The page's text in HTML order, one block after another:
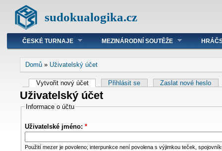
sudokualogika.cz
ČESKÉ TURNAJE MEZINÁRODNÍ SOUTĚŽE
Domů » Uživatelský účet
Vytvořit nový účet Přihlásit se Zaslat nové heslo
Uživatelský účet
Informace o účtu
Uživatelské jméno: *
Použití mezer je povoleno; interpunkce není povolena s výjimkou teček,